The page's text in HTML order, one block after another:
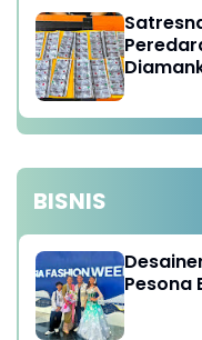
BISNIS
Pesona